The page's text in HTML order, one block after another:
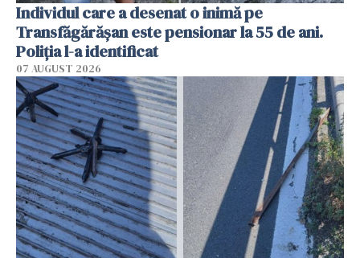
Individul care a desenat o inimă pe
Transfăgărășan este pensionar la 55 de ani.
Poliția l-a identificat
07 AUGUST 2026